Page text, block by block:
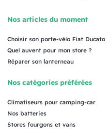
Nos articles du moment
Choisir son porte-vélo Fiat Ducato
Quel auvent pour mon store ?
Réparer son lanterneau
Nos catégories préférées
Climatiseurs pour camping-car
Nos batteries
Stores fourgons et vans